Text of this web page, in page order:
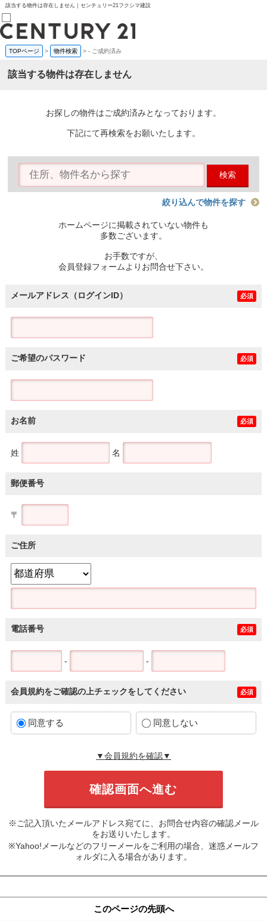
該当する物件は存在しません｜センチュリー21フクシマ建設
売買部
0120-800-844
賃貸部
会員メニュー
物件を探す
購入TOP
条件から探す
住宅ローン控除シミュレータ
TOPページ > 物件検索 >- ご成約済み
該当する物件は存在しません
お探しの物件はご成約済みとなっております。
下記にて再検索をお願いたします。
検索
絞り込んで物件を探す
ホームページに掲載されていない物件も
多数ございます。
お手数ですが、
会員登録フォームよりお問合せ下さい。
メールアドレス（ログインID） 必須
ご希望のパスワード 必須
お名前 必須
姓 名
郵便番号
〒
ご住所
電話番号 必須
- -
会員規約をご確認の上チェックをしてください 必須
同意する 同意しない
▼会員規約を確認▼
※ご記入頂いたメールアドレス宛てに、お問合せ内容の確認メール
をお送りいたします。
※Yahoo!メールなどのフリーメールをご利用の場合、迷惑メールフ
ォルダに入る場合があります。
このページの先頭へ